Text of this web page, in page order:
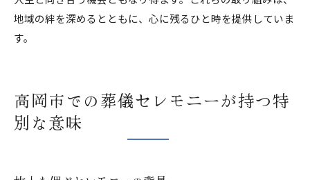
地域の絆を深めるとともに、心に残るひと時を提供していま
す。
高岡市での葬儀セレモニーが持つ特
別な意味